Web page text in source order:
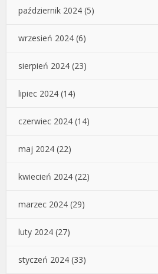
październik 2024 (5)
wrzesień 2024 (6)
sierpień 2024 (23)
lipiec 2024 (14)
czerwiec 2024 (14)
maj 2024 (22)
kwiecień 2024 (22)
marzec 2024 (29)
luty 2024 (27)
styczeń 2024 (33)